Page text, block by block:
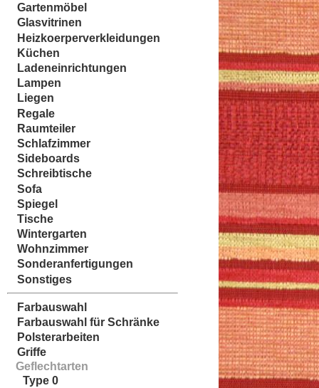
Gartenmöbel
Glasvitrinen
Heizkoerperverkleidungen
Küchen
Ladeneinrichtungen
Lampen
Liegen
Regale
Raumteiler
Schlafzimmer
Sideboards
Schreibtische
Sofa
Spiegel
Tische
Wintergarten
Wohnzimmer
Sonderanfertigungen
Sonstiges
Farbauswahl
Farbauswahl für Schränke
Polsterarbeiten
Griffe
Geflechtarten
Type 0